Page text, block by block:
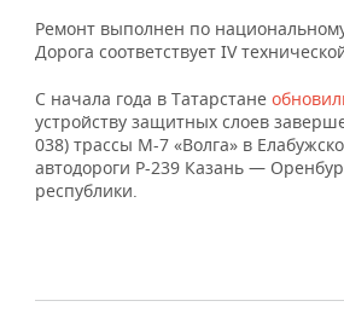
Ремонт выполнен по
Дорога соответствует IV
С начала года в Татарстане
устройству защитных слоев
038) трассы М-7 «Волга» в
автодороги Р-239 Казань —
республики.